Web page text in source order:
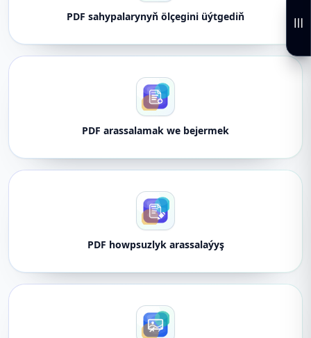
PDF sahypalarynyň ölçegini üýtgediň
PDF arassalamak we bejermek
PDF howpsuzlyk arassalaýyş